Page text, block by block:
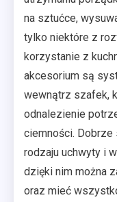
na sztućce,
tylko niektóre z
korzystanie z
akcesorium są
wewnątrz szafek,
odnalezienie
ciemności. Dobrze
rodzaju uchwyty i
dzięki nim można
oraz mieć